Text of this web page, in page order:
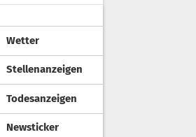
Wetter
Stellenanzeigen
Todesanzeigen
Newsticker